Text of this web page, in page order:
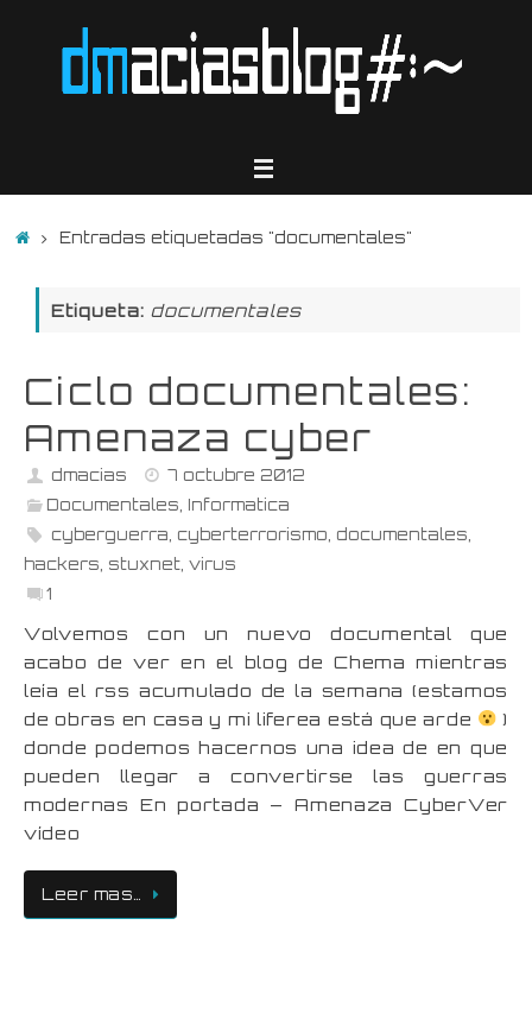
InicioEntradas etiquetadas "documentales"
Etiqueta: documentales
Ciclo documentales:
Amenaza cyber
dmacias
7 octubre 2012
Documentales Informatica
cyberguerra cyberterrorismo documentales
hackers stuxnet virus
1
Volvemos con un nuevo documental que
acabo de ver en el blog de Chema mientras
leía el rss acumulado de la semana (estamos
de obras en casa y mi liferea está que arde
)
donde podemos hacernos una idea de en que
pueden llegar a convertirse las guerras
modernas En portada – Amenaza CyberVer
vídeo
Leer mas…